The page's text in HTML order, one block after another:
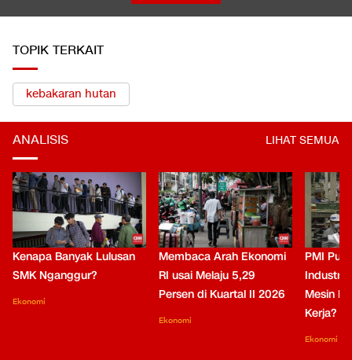
TOPIK TERKAIT
kebakaran hutan
ANALISIS LIHAT SEMUA
Kenapa Banyak Lulusan
SMK Nganggur?
Ekonomi
Membaca Arah Ekonomi
RI usai Melaju 5,29
Persen di Kuartal II 2026
Ekonomi
PMI
Industri
Mesin
Kerja?
Ekonomi